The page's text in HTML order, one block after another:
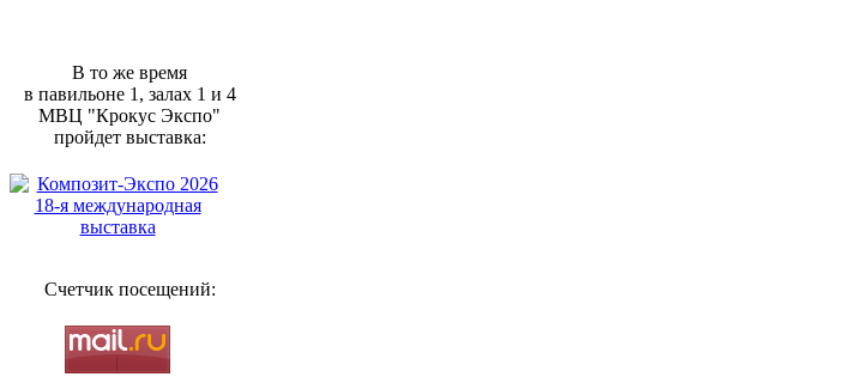
В то же время
в павильоне 1, залах 1 и 4
МВЦ "Крокус Экспо"
пройдет выставка:
Счетчик посещений: